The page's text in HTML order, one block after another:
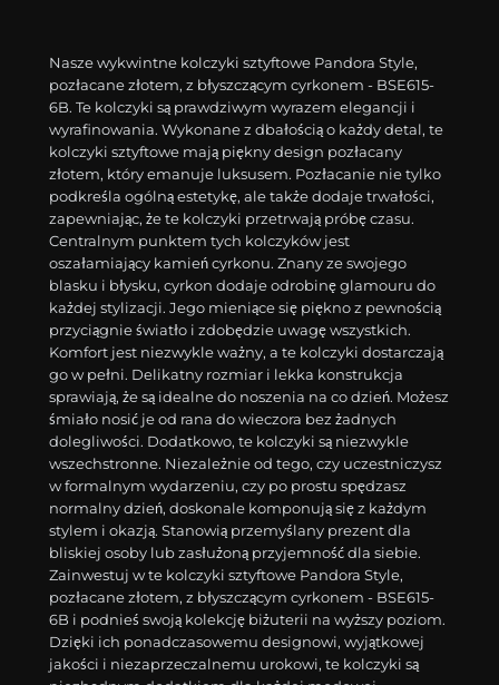
Nasze wykwintne kolczyki sztyftowe Pandora Style,
pozłacane złotem, z błyszczącym cyrkonem - BSE615-
6B. Te kolczyki są prawdziwym wyrazem elegancji i
wyrafinowania. Wykonane z dbałością o każdy detal, te
kolczyki sztyftowe mają piękny design pozłacany
złotem, który emanuje luksusem. Pozłacanie nie tylko
podkreśla ogólną estetykę, ale także dodaje trwałości,
zapewniając, że te kolczyki przetrwają próbę czasu.
Centralnym punktem tych kolczyków jest
oszałamiający kamień cyrkonu. Znany ze swojego
blasku i błysku, cyrkon dodaje odrobinę glamouru do
każdej stylizacji. Jego mieniące się piękno z pewnością
przyciągnie światło i zdobędzie uwagę wszystkich.
Komfort jest niezwykle ważny, a te kolczyki dostarczają
go w pełni. Delikatny rozmiar i lekka konstrukcja
sprawiają, że są idealne do noszenia na co dzień. Możesz
śmiało nosić je od rana do wieczora bez żadnych
dolegliwości. Dodatkowo, te kolczyki są niezwykle
wszechstronne. Niezależnie od tego, czy uczestniczysz
w formalnym wydarzeniu, czy po prostu spędzasz
normalny dzień, doskonale komponują się z każdym
stylem i okazją. Stanowią przemyślany prezent dla
bliskiej osoby lub zasłużoną przyjemność dla siebie.
Zainwestuj w te kolczyki sztyftowe Pandora Style,
pozłacane złotem, z błyszczącym cyrkonem - BSE615-
6B i podnieś swoją kolekcję biżuterii na wyższy poziom.
Dzięki ich ponadczasowemu designowi, wyjątkowej
jakości i niezaprzeczalnemu urokowi, te kolczyki są